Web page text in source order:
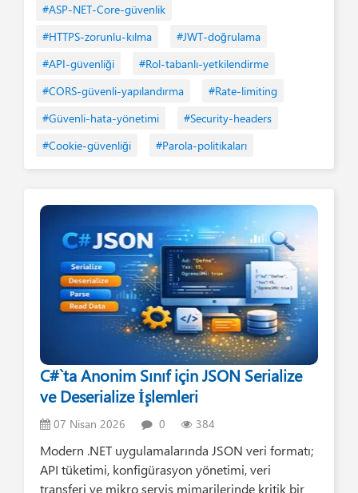
#ASP-NET-Core-güvenlik
#HTTPS-zorunlu-kılma
#JWT-doğrulama
#API-güvenliği
#Rol-tabanlı-yetkilendirme
#CORS-güvenli-yapılandırma
#Rate-limiting
#Güvenli-hata-yönetimi
#Security-headers
#Cookie-güvenliği
#Parola-politikaları
C#`ta Anonim Sınıf için JSON Serialize
ve Deserialize İşlemleri
07 Nisan 2026 0 384
Modern .NET uygulamalarında JSON veri formatı;
API tüketimi, konfigürasyon yönetimi, veri
transferi ve mikro servis mimarilerinde kritik bir